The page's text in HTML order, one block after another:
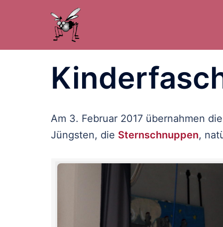
Am 3. Februar 2017 übernahmen
Jüngsten, die Sternschnuppen,